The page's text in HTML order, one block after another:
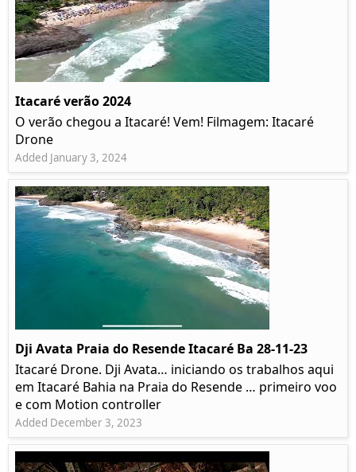
Itacaré verão 2024
O verão chegou a Itacaré! Vem! Filmagem: Itacaré
Drone
Added January 3, 2024
Dji Avata Praia do Resende Itacaré Ba 28-11-23
Itacaré Drone. Dji Avata… iniciando os trabalhos aqui
em Itacaré Bahia na Praia do Resende … primeiro voo
e com Motion controller
Added December 3, 2023